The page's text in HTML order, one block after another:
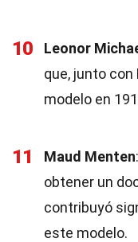
10 Leonor
que, junto
modelo en
11 Maud Menten
obtener un
contribuyó
este modelo.